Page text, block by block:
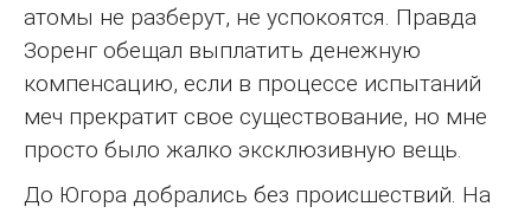
атомы не разберут, не успокоятся. Правда
Зоренг обещал выплатить денежную
компенсацию, если в процессе испытаний
меч прекратит свое существование, но мне
просто было жалко эксклюзивную вещь.
До Югора добрались без происшествий. На